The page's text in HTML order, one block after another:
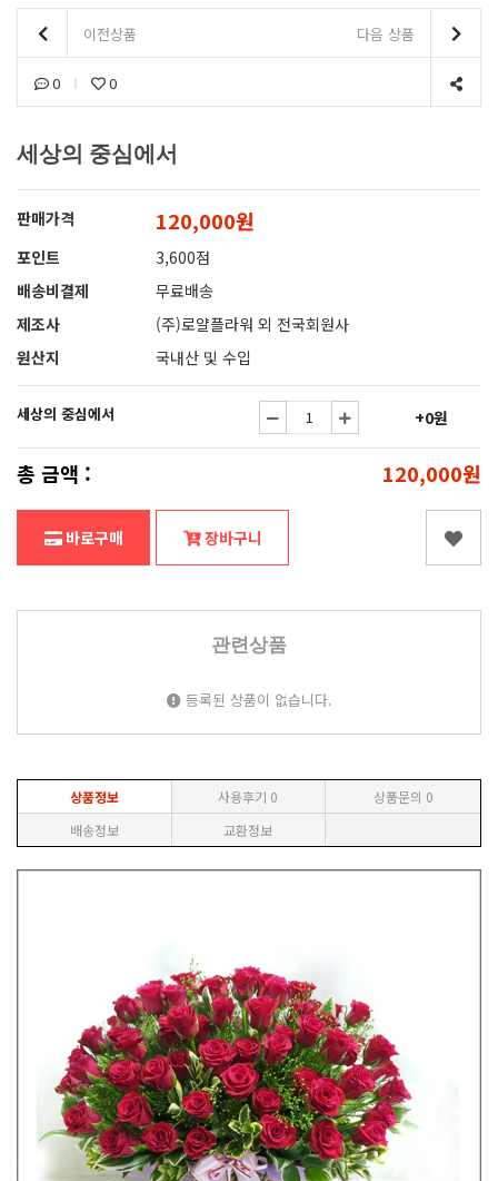
이전상품 다음 상품
0 0
세상의 중심에서
판매가격 120,000원
포인트
3,600점
배송비결제
무료배송
제조사
(주)로얄플라워 외 전국회원사
원산지
국내산 및 수입
세상의 중심에서 +0원
총 금액 : 120,000원
바로구매 장바구니
관련상품
등록된 상품이 없습니다.
상품정보 사용후기 0 상품문의 0
배송정보
교환정보